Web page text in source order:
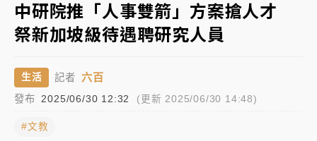
「好事多磨」
韓股最壞時期已過？大摩估去槓桿完成逾半 波動率降
「白海豚」雨炸新北！通報109件災情 侯友宜揭這類災
損最多
白海豚挾豪雨狂炸新北！時雨量破百毫米 水塔、雨棚
中研院推「人事雙箭」方案搶人才
祭新加坡級待遇聘研究人員
生活 記者 六百
發布 2025/06/30 12:32 (更新 2025/06/30 14:48)
#文教